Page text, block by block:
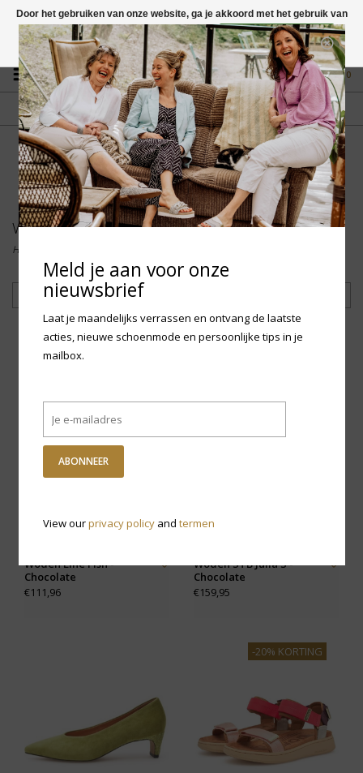
Vragen? App naar +31 58 250 1503
0
GRATIS VERZENDING NL
Vanaf € 75,-
FYSIEKE WINKEL
in Mantgum (frl)
fdad
Woden
Home
Filteren
Woden Line Fish -
Chocolate
€111,96
Woden STB Julia S -
Chocolate
€159,95
-20% KORTING
Door het gebruiken van onze website, ga je akkoord met het gebruik van
cookies om onze website te verbeteren.
Dit bericht verbergen
Meer over cookies »
Meld je aan voor onze
nieuwsbrief
Laat je maandelijks verrassen en ontvang de laatste
acties, nieuwe schoenmode en persoonlijke tips in je
mailbox.
ABONNEER
View ourprivacy policyand termen